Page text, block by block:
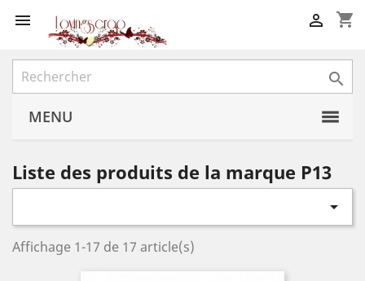
 shopping_cart


MENU
Liste des produits de la marque P13

Affichage 1-17 de 17 article(s)